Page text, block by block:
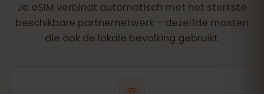
Je eSIM verbindt automatisch met het sterkste
beschikbare partnernetwerk – dezelfde masten
die ook de lokale bevolking gebruikt.